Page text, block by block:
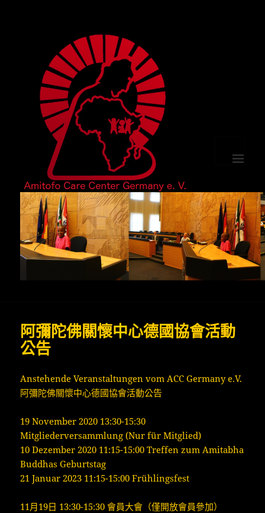
工具
阿彌陀佛關懷中心德國協會活動
公告
Anstehende Veranstaltungen vom ACC Germany e.V.
阿彌陀佛關懷中心德國協會活動公告
19 November 2020 13:30-15:30
Mitgliederversammlung (Nur für Mitglied)
10 Dezember 2020 11:15-15:00 Treffen zum Amitabha
Buddhas Geburtstag
21 Januar 2023 11:15-15:00 Frühlingsfest
11月19日 13:30-15:30 會員大會（僅開放會員參加）